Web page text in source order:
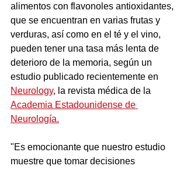
alimentos con flavonoles antioxidantes,
que se encuentran en varias frutas y
verduras, así como en el té y el vino,
pueden tener una tasa más lenta de
deterioro de la memoria, según un
estudio publicado recientemente en
Neurology, la revista médica de la
Academia Estadounidense de
Neurología.
"Es emocionante que nuestro estudio
muestre que tomar decisiones